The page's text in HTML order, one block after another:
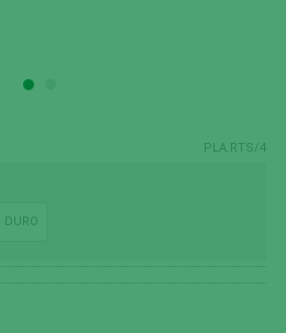
PLA.RTS/4
DURO